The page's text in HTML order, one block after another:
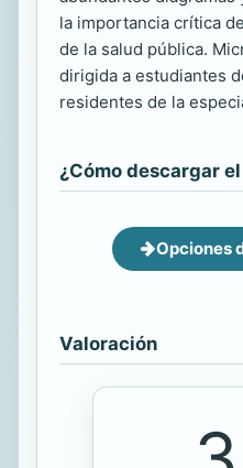
la importancia crítica
de la salud pública.
dirigida a estudiantes
residentes de la
¿Cómo descargar
Opciones
Valoración